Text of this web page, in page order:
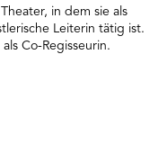
in dem sie als
Leiterin tätig ist.
Co-Regisseurin.